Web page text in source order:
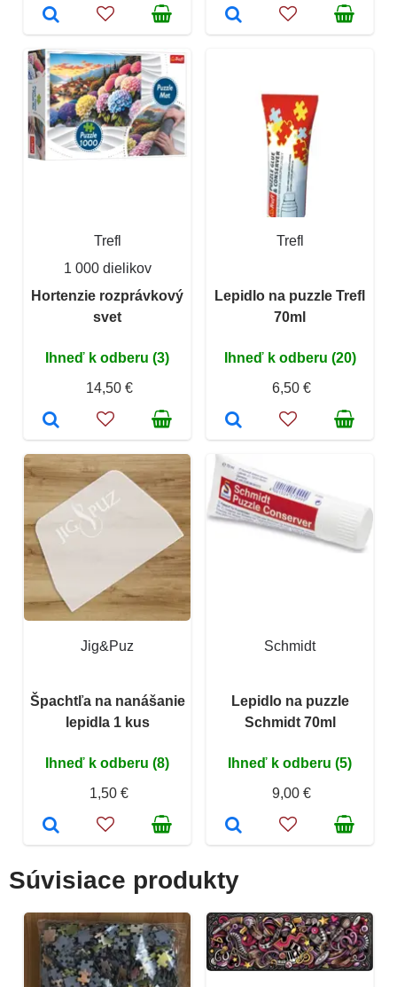
Trefl
1 000 dielikov
Hortenzie rozprávkový
svet
Ihneď k odberu (3)
14,50 €
Trefl
Lepidlo na puzzle Trefl
70ml
Ihneď k odberu (20)
6,50 €
Jig&Puz
Špachtľa na nanášanie
lepidla 1 kus
Ihneď k odberu (8)
1,50 €
Schmidt
Lepidlo na puzzle
Schmidt 70ml
Ihneď k odberu (5)
9,00 €
Súvisiace produkty